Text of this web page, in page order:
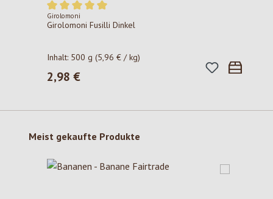
Durchschnittliche Bewertung von 5 von 5 Sternen
Girolomoni
Girolomoni Fusilli Dinkel
Inhalt: 500 g(5,96 € / kg)
Regulärer Preis:
2,98 €
Produktgalerie überspringen
Meist gekaufte Produkte